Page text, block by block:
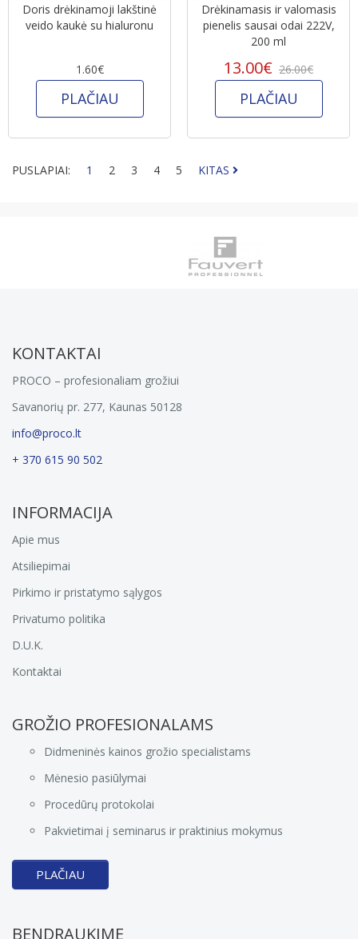
Doris drėkinamoji lakštinė
veido kaukė su hialuronu
1.60€
PLAČIAU
Drėkinamasis ir valomasis
pienelis sausai odai 222V,
200 ml
13.00€ 26.00€
PLAČIAU
PUSLAPIAI: 1 2 3 4 5 KITAS
KONTAKTAI
PROCO – profesionaliam grožiui
Savanorių pr. 277, Kaunas 50128
info@proco.lt
+ 370 615 90 502
INFORMACIJA
Apie mus
Atsiliepimai
Pirkimo ir pristatymo sąlygos
Privatumo politika
D.U.K.
Kontaktai
GROŽIO PROFESIONALAMS
Didmeninės kainos grožio specialistams
Mėnesio pasiūlymai
Procedūrų protokolai
Pakvietimai į seminarus ir praktinius mokymus
PLAČIAU
BENDRAUKIME